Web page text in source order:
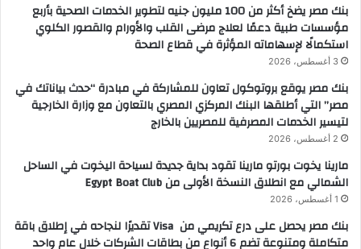
بنك مصر يضخ أكثر من 100 مليون جنيه لتطوير الخدمات الصحية بأربع
مؤسسات طبية دعمًا لعلاج مرضى القلب والأورام والقصور الكلوي
استكمالًا لإسهاماته المؤثرة في قطاع الصحة
3 أغسطس، 2026
بنك مصر يوقع بروتوكول تعاون للمشاركة في مبادرة “حدث بياناتك في
مصر” التي أطلقها البنك المركزي المصري بالتعاون مع وزارة الخارجية
لتيسير الخدمات المصرفية للمصريين بالخارج
2 أغسطس، 2026
مارينا يخوت بورتو مارينا تقود بداية جديدة لسياحة اليخوت في الساحل
الشمالي مع انطلاق النسخة الأولى من Egypt Boat Club
1 أغسطس، 2026
بنك مصر يحصل على درع تكريمي من Visa تقديرًا لنجاحه في إطلاق باقة
متكاملة ومتنوعة تضم 6 أنواع من بطاقات الشركات خلال عام واحد